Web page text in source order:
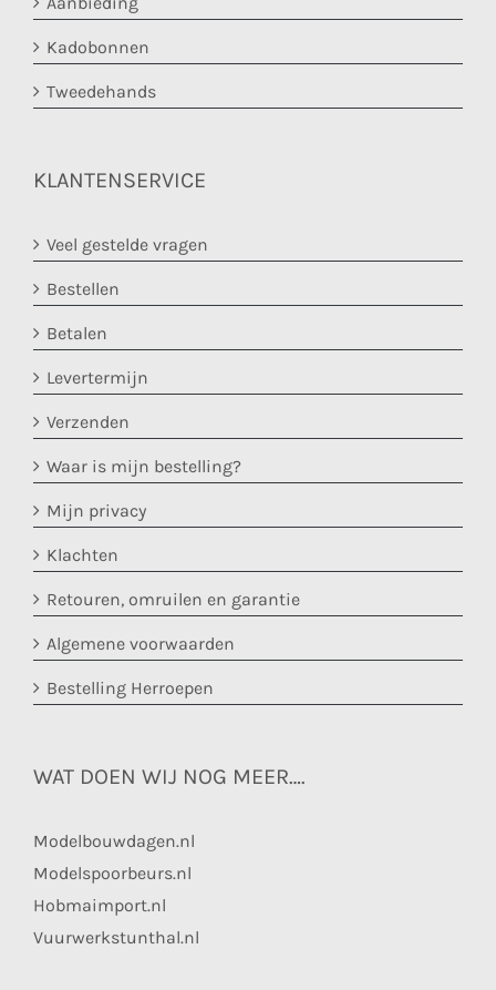
Kadobonnen
Tweedehands
KLANTENSERVICE
Veel gestelde vragen
Bestellen
Betalen
Levertermijn
Verzenden
Waar is mijn bestelling?
Mijn privacy
Klachten
Retouren, omruilen en garantie
Algemene voorwaarden
Bestelling Herroepen
WAT DOEN WIJ NOG MEER….
Modelbouwdagen.nl
Modelspoorbeurs.nl
Hobmaimport.nl
Vuurwerkstunthal.nl